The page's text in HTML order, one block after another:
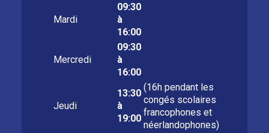
Mardi
09:30
à
16:00
Mercredi
09:30
à
16:00
Jeudi
13:30
à
19:00
(16h pendant les
congés scolaires
francophones et
néerlandophones)